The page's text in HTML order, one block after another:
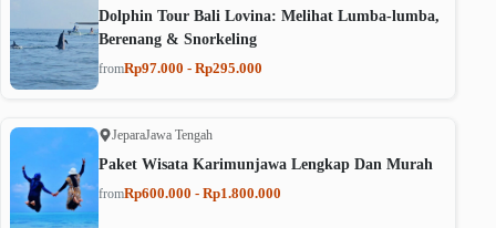
Dolphin Tour Bali Lovina: Melihat Lumba-lumba,
Berenang & Snorkeling
fromRp97.000 - Rp295.000
JeparaJawa Tengah
Paket Wisata Karimunjawa Lengkap Dan Murah
fromRp600.000 - Rp1.800.000